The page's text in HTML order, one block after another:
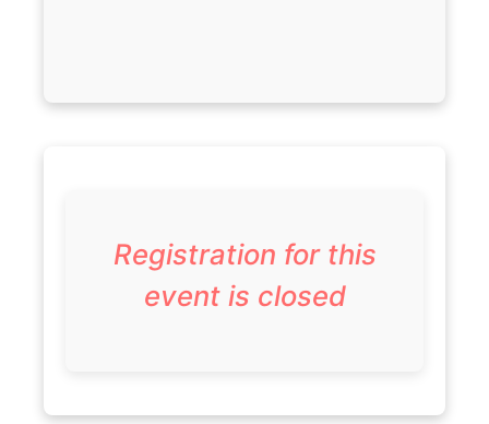
Registration for this
event is closed